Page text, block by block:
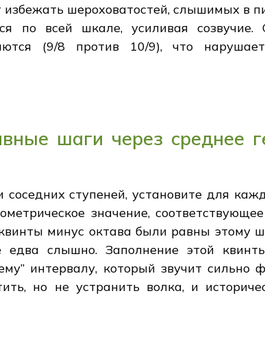
шероховатостей, слышимых в
по всей шкале, усиливая созвучие.
(9/8 против 10/9), что
шаги через среднее
ступеней, установите для
значение,
минус октава были равны этому
слышно. Заполнение этой квинты
интервалу, который звучит сильно
но не устранить волка, и